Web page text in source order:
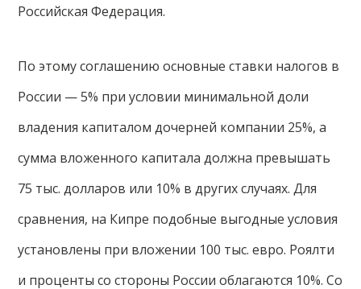
Российская Федерация.
По этому соглашению основные ставки налогов в
России — 5% при условии минимальной доли
владения капиталом дочерней компании 25%, а
сумма вложенного капитала должна превышать
75 тыс. долларов или 10% в других случаях. Для
сравнения, на Кипре подобные выгодные условия
установлены при вложении 100 тыс. евро. Роялти
и проценты со стороны России облагаются 10%. Со